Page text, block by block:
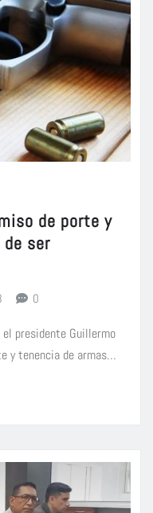
de porte y
ser
0
el presidente Guillermo
y tenencia de armas…